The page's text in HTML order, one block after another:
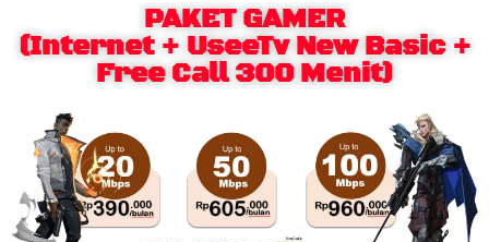
PAKET GAMER
(Internet + UseeTv New Basic +
Free Call 300 Menit)